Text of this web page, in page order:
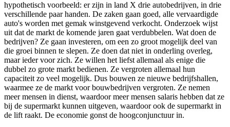
hypothetisch voorbeeld: er zijn in land X drie autobedrijven, in drie
verschillende paar handen. De zaken gaan goed, alle vervaardigde
auto's worden met gemak winstgevend verkocht. Onderzoek wijst
uit dat de markt de komende jaren gaat verdubbelen. Wat doen de
bedrijven? Ze gaan investeren, om een zo groot mogelijk deel van
die groei binnen te slepen. Ze doen dat niet in onderling overleg,
maar ieder voor zich. Ze willen het liefst allemaal als enige die
dubbel zo grote markt bedienen. Ze vergroten allemaal hun
capaciteit zo veel mogelijk. Dus bouwen ze nieuwe bedrijfshallen,
waarmee ze de markt voor bouwbedrijven vergroten. Ze nemen
meer mensen in dienst, waardoor meer mensen salaris hebben dat ze
bij de supermarkt kunnen uitgeven, waardoor ook de supermarkt in
de lift raakt. De economie gonst de hoogconjunctuur in.